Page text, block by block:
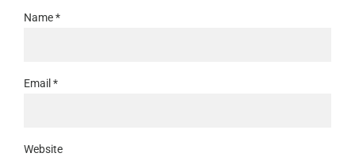
Name*
Email *
Website